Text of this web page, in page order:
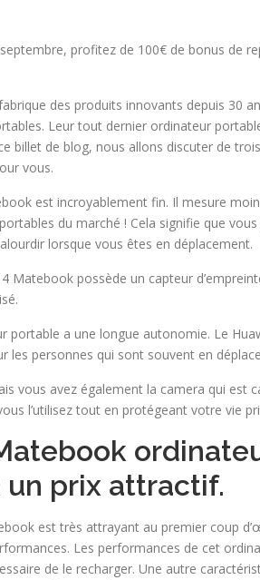
septembre, profitez de 100€ de bonus de
des produits innovants depuis 30
Leur tout dernier ordinateur
billet de blog, nous allons discuter de
vous.
est incroyablement fin. Il mesure
du marché ! Cela signifie que
lorsque vous êtes en déplacement.
Matebook possède un capteur
portable a une longue autonomie. Le
les personnes qui sont souvent en
vous avez également la camera qui est
l’utilisez tout en protégeant votre vie
prix attractif.
est très attrayant au premier coup
Les performances de cet
de le recharger. Une autre